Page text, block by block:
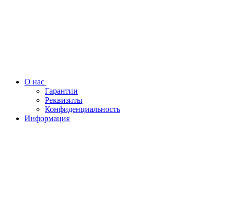
О нас
Гарантии
Реквизиты
Конфиденциальность
Информация